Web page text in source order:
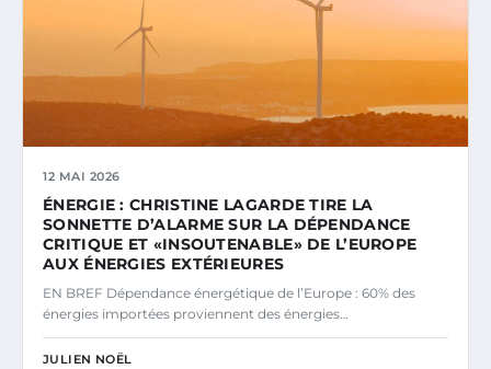
12 MAI 2026
ÉNERGIE : CHRISTINE LAGARDE TIRE LA
SONNETTE D’ALARME SUR LA DÉPENDANCE
CRITIQUE ET «INSOUTENABLE» DE L’EUROPE
AUX ÉNERGIES EXTÉRIEURES
EN BREF Dépendance énergétique de l’Europe : 60% des
énergies importées proviennent des énergies…
JULIEN NOËL